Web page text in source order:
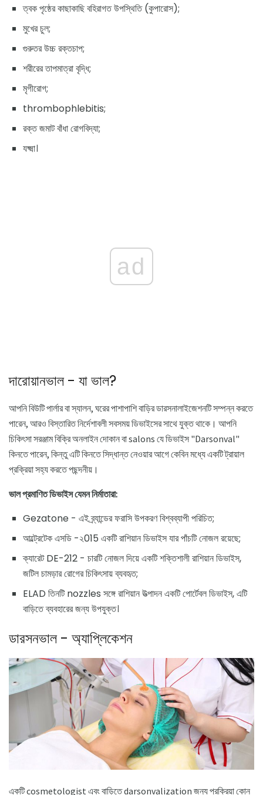
ত্বক পৃষ্ঠের কাছাকাছি বহিরাগত উপস্থিতি (কুপারোস);
মুখের চুল;
গুরুতর উচ্চ রক্তচাপ;
শরীরের তাপমাত্রা বৃদ্ধি;
মৃগীরোগ;
thrombophlebitis;
রক্ত জমাট বাঁধা রোগবিদ্যা;
যক্ষ্মা।
ad
দারোয়ানভাল - যা ভাল?
আপনি বিউটি পার্লার বা স্যালন, ঘরের পাশাপাশি বাড়ির ডারসনালাইজেশনটি সম্পন্ন করতে
পারেন, আরও বিস্তারিত নির্দেশাবলী সবসময় ডিভাইসের সাথে যুক্ত থাকে। আপনি
চিকিৎসা সরঞ্জাম বিক্রি অনলাইন দোকান বা salons যে ডিভাইস "Darsonval"
কিনতে পারেন, কিন্তু এটি কিনতে সিদ্ধান্ত নেওয়ার আগে কেবিন মধ্যে একটি ট্রায়াল
প্রক্রিয়া সহ্য করতে পছন্দনীয়।
ভাল প্রমাণিত ডিভাইস যেমন নির্মাতারা:
Gezatone - এই ব্র্যান্ডের ফরাসি উপকরণ বিশ্বব্যাপী পরিচিত;
আল্ট্রেটেক এসডি -২015 একটি রাশিয়ান ডিভাইস যার পাঁচটি নোজল রয়েছে;
ক্যারেট DE-212 - চারটি নোজল দিয়ে একটি শক্তিশালী রাশিয়ান ডিভাইস,
জটিল চামড়ার রোগের চিকিৎসায় ব্যবহৃত;
ELAD তিনটি nozzles সঙ্গে রাশিয়ান উত্পাদন একটি পোর্টেবল ডিভাইস, এটি
বাড়িতে ব্যবহারের জন্য উপযুক্ত।
ডারসনভাল - অ্যাপ্লিকেশন
একটি cosmetologist এবং বাড়িতে darsonvalization জন্য প্রক্রিয়া কোন